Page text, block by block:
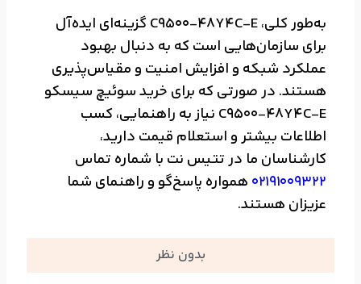
بدون نظر
به‌طور کلی، C9500-48Y4C-E گزینه‌ای ایده‌آل
برای سازمان‌هایی است که به دنبال بهبود
عملکرد شبکه و افزایش امنیت و مقیاس‌پذیری
هستند. در صورتی که برای خرید سوئیچ سیسکو
C9500-48Y4C-E نیاز به راهنمایی، کسب
اطلاعات بیشتر و استعلام قیمت دارید،
کارشناسان ما در تتیس نت با شماره تماس
02191009322 همواره پاسخ‌گو و راهنمای شما
عزیزان هستند.